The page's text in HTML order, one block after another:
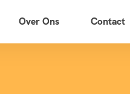
Over Ons Contact